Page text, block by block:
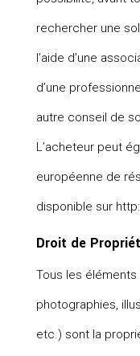
rechercher une
l’aide d’une
d’une
autre conseil de
L’acheteur peut
européenne de
disponible sur
Droit de
Tous les
photographies,
etc.) sont la